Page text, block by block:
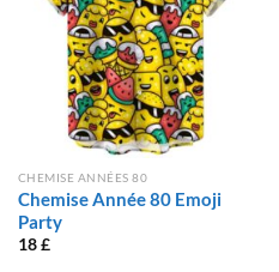
CHEMISE ANNÉES 80
Chemise Année 80 Emoji
Party
18£